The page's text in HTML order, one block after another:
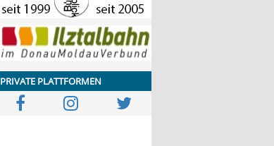
PRIVATE PLATTFORMEN